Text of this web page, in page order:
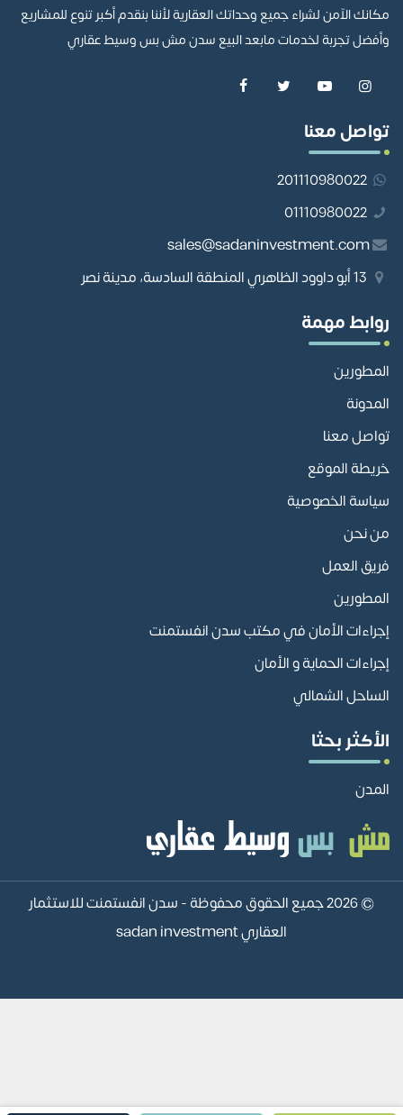
مكانك الآمن لشراء جميع وحداتك العقارية لأننا بنقدم أكبر تنوع للمشاريع
وأفضل تجربة لخدمات مابعد البيع سدن مش بس وسيط عقاري
تواصل معنا
201110980022
01110980022
sales@sadaninvestment.com
روابط مهمة
المطورين
المدونة
تواصل معنا
خريطة الموقع
سياسة الخصوصية
من نحن
فريق العمل
المطورين
إجراءات الأمان في مكتب سدن انفستمنت
إجراءات الحماية و الأمان
الساحل الشمالي
الأكثر بحثا
المدن
© 2026 جميع الحقوق محفوظة -
سدن انفستمنت للاستثمار
العقاري sadan investment